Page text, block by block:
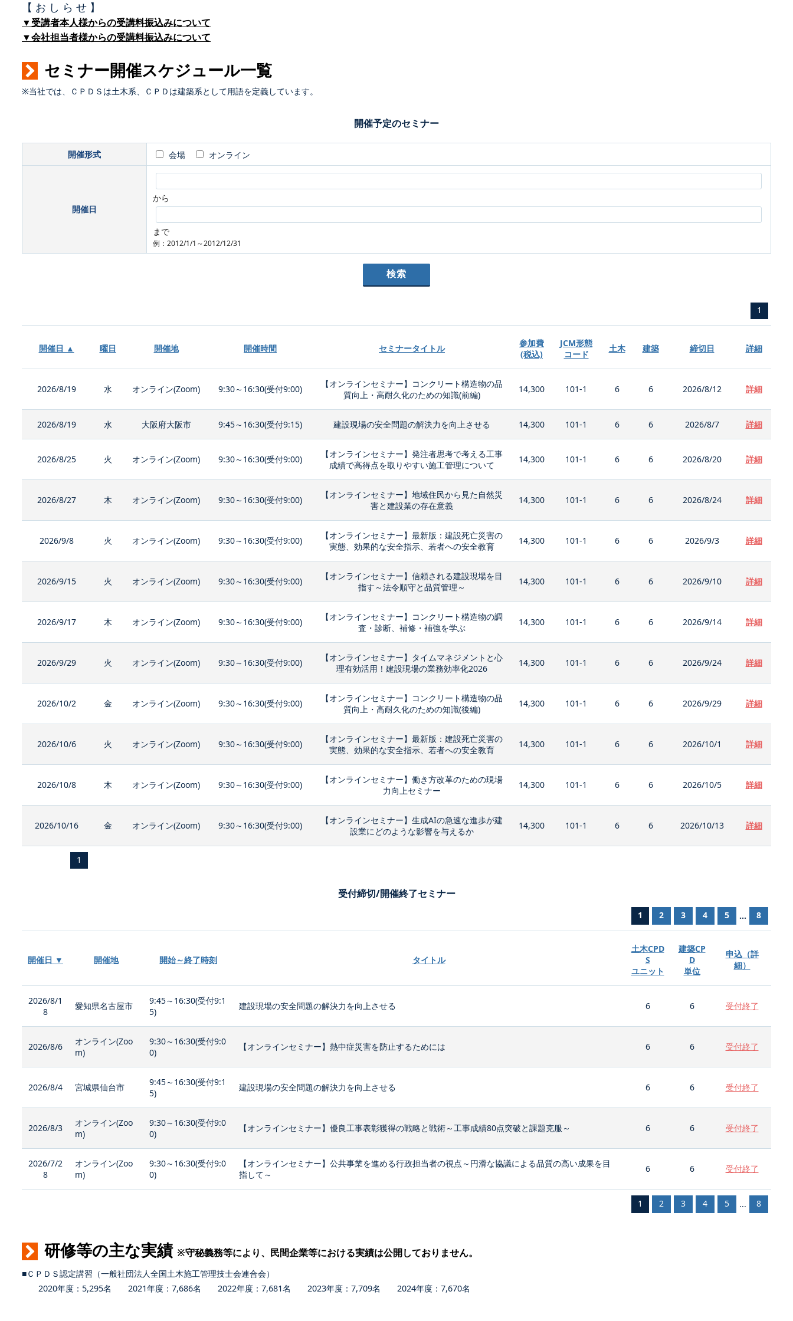
【 お し ら せ 】
▼受講者本人様からの受講料振込みについて
▼会社担当者様からの受講料振込みについて
セミナー開催スケジュール一覧
※当社では、ＣＰＤＳは土木系、ＣＰＤは建築系として用語を定義しています。
開催予定のセミナー
開催形式 会場 オンライン
開催日
から
まで
例：2012/1/1～2012/12/31
1
開催日 ▲ 曜日 開催地 開催時間 セミナータイトル
参加費
(税込)
JCM形態
コード
土木 建築 締切日 詳細
2026/8/19 水 オンライン(Zoom) 9:30～16:30(受付9:00)
【オンラインセミナー】コンクリート構造物の品
質向上・高耐久化のための知識(前編)
14,300 101-1 6 6 2026/8/12 詳細
2026/8/19 水 大阪府大阪市 9:45～16:30(受付9:15) 建設現場の安全問題の解決力を向上させる 14,300 101-1 6 6 2026/8/7 詳細
2026/8/25 火 オンライン(Zoom) 9:30～16:30(受付9:00)
【オンラインセミナー】発注者思考で考える工事
成績で高得点を取りやすい施工管理について
14,300 101-1 6 6 2026/8/20 詳細
2026/8/27 木 オンライン(Zoom) 9:30～16:30(受付9:00)
【オンラインセミナー】地域住民から見た自然災
害と建設業の存在意義
14,300 101-1 6 6 2026/8/24 詳細
2026/9/8 火 オンライン(Zoom) 9:30～16:30(受付9:00)
【オンラインセミナー】最新版：建設死亡災害の
実態、効果的な安全指示、若者への安全教育
14,300 101-1 6 6 2026/9/3 詳細
2026/9/15 火 オンライン(Zoom) 9:30～16:30(受付9:00)
【オンラインセミナー】信頼される建設現場を目
指す～法令順守と品質管理～
14,300 101-1 6 6 2026/9/10 詳細
2026/9/17 木 オンライン(Zoom) 9:30～16:30(受付9:00)
【オンラインセミナー】コンクリート構造物の調
査・診断、補修・補強を学ぶ
14,300 101-1 6 6 2026/9/14 詳細
2026/9/29 火 オンライン(Zoom) 9:30～16:30(受付9:00)
【オンラインセミナー】タイムマネジメントと心
理有効活用！建設現場の業務効率化2026
14,300 101-1 6 6 2026/9/24 詳細
2026/10/2 金 オンライン(Zoom) 9:30～16:30(受付9:00)
【オンラインセミナー】コンクリート構造物の品
質向上・高耐久化のための知識(後編)
14,300 101-1 6 6 2026/9/29 詳細
2026/10/6 火 オンライン(Zoom) 9:30～16:30(受付9:00)
【オンラインセミナー】最新版：建設死亡災害の
実態、効果的な安全指示、若者への安全教育
14,300 101-1 6 6 2026/10/1 詳細
2026/10/8 木 オンライン(Zoom) 9:30～16:30(受付9:00)
【オンラインセミナー】働き方改革のための現場
力向上セミナー
14,300 101-1 6 6 2026/10/5 詳細
2026/10/16 金 オンライン(Zoom) 9:30～16:30(受付9:00)
【オンラインセミナー】生成AIの急速な進歩が建
設業にどのような影響を与えるか
14,300 101-1 6 6 2026/10/13 詳細
1
受付締切/開催終了セミナー
1 2 3 4 5 ... 8
開催日 ▼ 開催地 開始～終了時刻 タイトル
土木CPD
S
ユニット
建築CP
D
単位
申込（詳
細）
2026/8/1
8
愛知県名古屋市
9:45～16:30(受付9:1
5)
建設現場の安全問題の解決力を向上させる 6 6 受付終了
2026/8/6
オンライン(Zoo
m)
9:30～16:30(受付9:0
0)
【オンラインセミナー】熱中症災害を防止するためには 6 6 受付終了
2026/8/4 宮城県仙台市
9:45～16:30(受付9:1
5)
建設現場の安全問題の解決力を向上させる 6 6 受付終了
2026/8/3
オンライン(Zoo
m)
9:30～16:30(受付9:0
0)
【オンラインセミナー】優良工事表彰獲得の戦略と戦術～工事成績80点突破と課題克服～ 6 6 受付終了
2026/7/2
8
オンライン(Zoo
m)
9:30～16:30(受付9:0
0)
【オンラインセミナー】公共事業を進める行政担当者の視点～円滑な協議による品質の高い成果を目
指して～
6 6 受付終了
1 2 3 4 5 ... 8
研修等の主な実績 ※守秘義務等により、民間企業等における実績は公開しておりません。
■ＣＰＤＳ認定講習（一般社団法人全国土木施工管理技士会連合会）
2020年度：5,295名 2021年度：7,686名 2022年度：7,681名 2023年度：7,709名 2024年度：7,670名